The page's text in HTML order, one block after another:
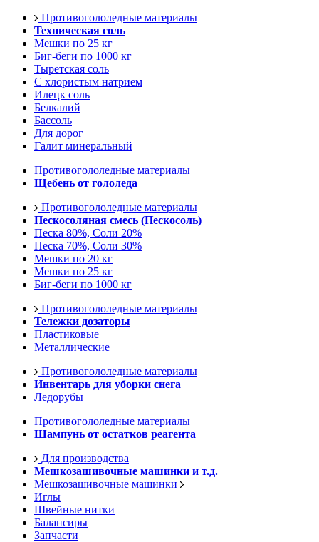
Противогололедные материалы
Техническая соль
Мешки по 25 кг
Биг-беги по 1000 кг
Тыретская соль
С хлористым натрием
Илецк соль
Белкалий
Бассоль
Для дорог
Галит минеральный
Противогололедные материалы
Щебень от гололеда
Противогололедные материалы
Пескосоляная смесь (Пескосоль)
Песка 80%, Соли 20%
Песка 70%, Соли 30%
Мешки по 20 кг
Мешки по 25 кг
Биг-беги по 1000 кг
Противогололедные материалы
Тележки дозаторы
Пластиковые
Металлические
Противогололедные материалы
Инвентарь для уборки снега
Ледорубы
Противогололедные материалы
Шампунь от остатков реагента
Для производства
Мешкозашивочные машинки и т.д.
Мешкозашивочные машинки
Иглы
Швейные нитки
Балансиры
Запчасти